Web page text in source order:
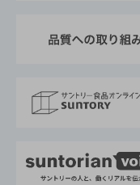
採用情報